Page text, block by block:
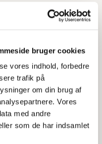
bruger cookies
vores indhold, forbedre
trafik på
om din brug af
Vores
med andre
som de har indsamlet
kommende